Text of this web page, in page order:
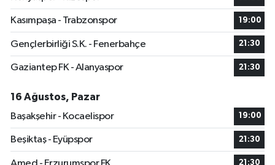
Kasımpaşa - Trabzonspor 19:00
Gençlerbirliği S.K. - Fenerbahçe 21:30
Gaziantep FK - Alanyaspor 21:30
16 Ağustos, Pazar
Başakşehir - Kocaelispor
19:00
Beşiktaş - Eyüpspor 21:30
21:30